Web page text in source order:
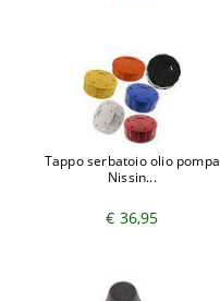
Tappo serbatoio olio pompa
Nissin...
€ 36,95